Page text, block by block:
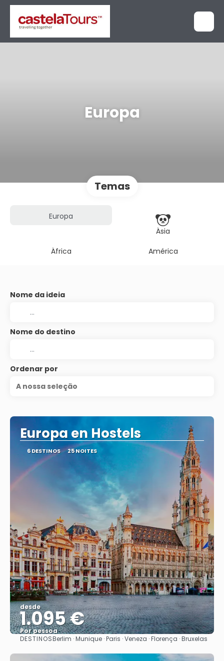
Europa
Temas
Europa
Ásia
África
América
Nome da ideia
Nome do destino
Ordenar por
A nossa seleção
Europa en Hostels
6 DESTINOS 25 NOITES
desde
1.095 €
Por pessoa
Vejo
DESTINOSBerlim · Munique · Paris · Veneza · Florença · Bruxelas